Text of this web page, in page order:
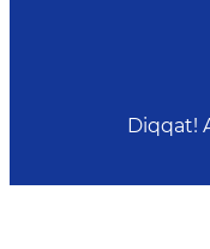
Diqqat!